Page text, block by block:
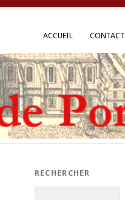
ACCUEIL CONTACT
RECHERCHER